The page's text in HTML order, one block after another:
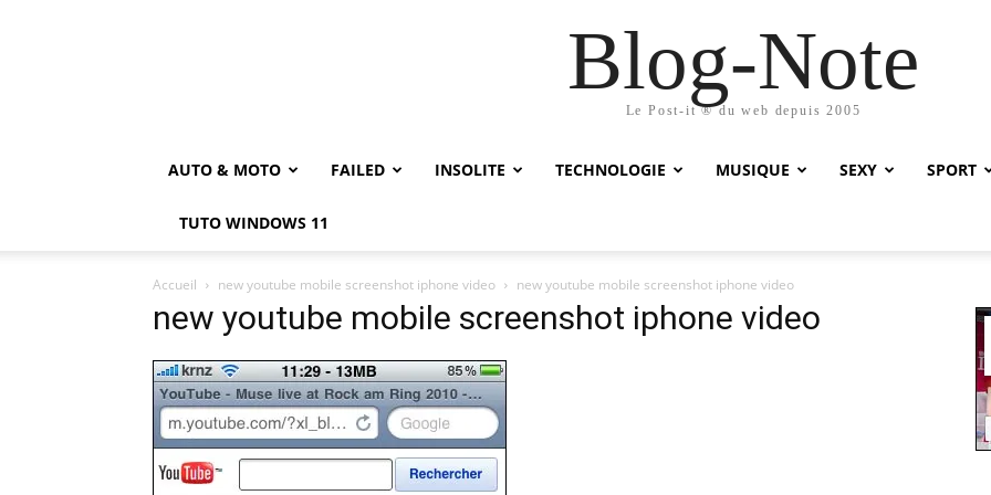
Blog-Note
Le Post-it ® du web depuis 2005
AUTO & MOTO FAILED INSOLITE TECHNOLOGIE MUSIQUE SEXY SPORT
TUTO WINDOWS 11
Accueil new youtube mobile screenshot iphone video new youtube mobile screenshot iphone video
new youtube mobile screenshot iphone video